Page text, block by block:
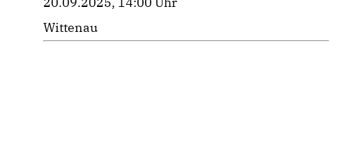
Wittenau